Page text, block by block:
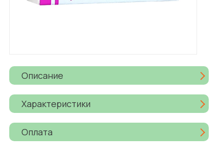
Описание
Характеристики
Оплата